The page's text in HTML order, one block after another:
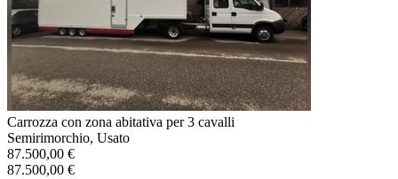
Carrozza con zona abitativa per 3 cavalli
Semirimorchio, Usato
87.500,00 €
87.500,00 €